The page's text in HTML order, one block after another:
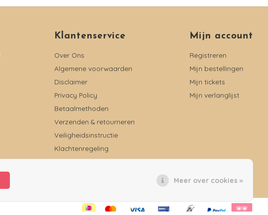
Klantenservice
Over Ons
Algemene voorwaarden
Disclaimer
Privacy Policy
Betaalmethoden
Verzenden & retourneren
Veiligheidsinstructie
Klachtenregeling
Reviews
Mijn account
Registreren
Mijn bestellingen
Mijn tickets
Mijn verlanglijst
Meer over cookies »